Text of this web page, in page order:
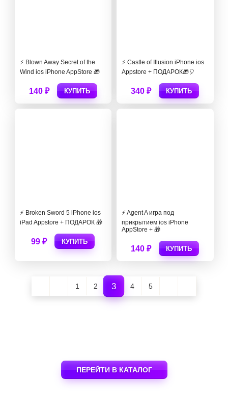
⚡️ Blown Away Secret of the
Wind ios iPhone AppStore 🎁
140 ₽ КУПИТЬ
⚡️ Castle of Illusion iPhone ios
Appstore + ПОДАРОК🎁🎈
340 ₽ КУПИТЬ
⚡️ Broken Sword 5 iPhone ios
iPad Appstore + ПОДАРОК 🎁
99 ₽ КУПИТЬ
⚡️ Agent A игра под
прикрытием ios iPhone
AppStore + 🎁
140 ₽ КУПИТЬ
1 2 3 4 5
ПЕРЕЙТИ В КАТАЛОГ